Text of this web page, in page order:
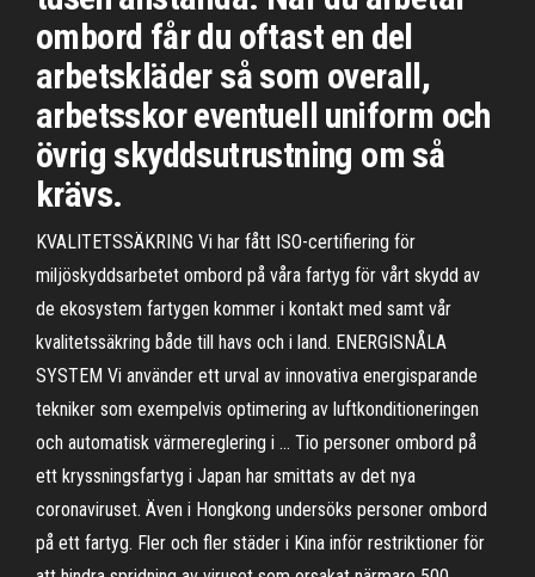
ombord får du oftast en del
arbetskläder så som overall,
arbetsskor eventuell uniform och
övrig skyddsutrustning om så
krävs.
KVALITETSSÄKRING Vi har fått ISO-certifiering för
miljöskyddsarbetet ombord på våra fartyg för vårt skydd av
de ekosystem fartygen kommer i kontakt med samt vår
kvalitetssäkring både till havs och i land. ENERGISNÅLA
SYSTEM Vi använder ett urval av innovativa energisparande
tekniker som exempelvis optimering av luftkonditioneringen
och automatisk värmereglering i … Tio personer ombord på
ett kryssningsfartyg i Japan har smittats av det nya
coronaviruset. Även i Hongkong undersöks personer ombord
på ett fartyg. Fler och fler städer i Kina inför restriktioner för